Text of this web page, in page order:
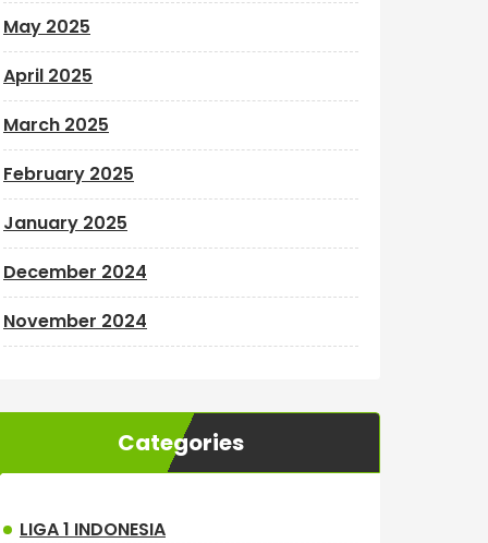
May 2025
April 2025
March 2025
February 2025
January 2025
December 2024
November 2024
Categories
LIGA 1 INDONESIA